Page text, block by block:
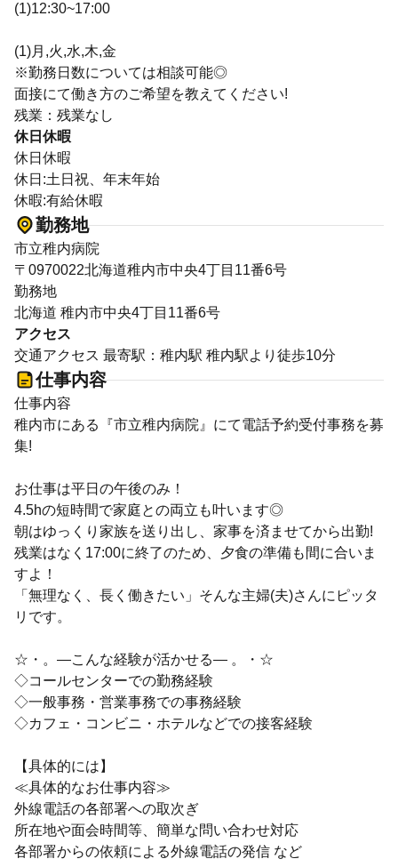
(1)12:30~17:00
(1)月,火,水,木,金
※勤務日数については相談可能◎
面接にて働き方のご希望を教えてください!
残業：残業なし
休日休暇
休日休暇
休日:土日祝、年末年始
休暇:有給休暇
勤務地
市立稚内病院
〒0970022北海道稚内市中央4丁目11番6号
勤務地
北海道 稚内市中央4丁目11番6号
アクセス
交通アクセス 最寄駅：稚内駅 稚内駅より徒歩10分
仕事内容
仕事内容
稚内市にある『市立稚内病院』にて電話予約受付事務を募
集!
お仕事は平日の午後のみ！
4.5hの短時間で家庭との両立も叶います◎
朝はゆっくり家族を送り出し、家事を済ませてから出勤!
残業はなく17:00に終了のため、夕食の準備も間に合いま
すよ！
「無理なく、長く働きたい」そんな主婦(夫)さんにピッタ
リです。
☆・。—こんな経験が活かせる— 。・☆
◇コールセンターでの勤務経験
◇一般事務・営業事務での事務経験
◇カフェ・コンビニ・ホテルなどでの接客経験
【具体的には】
≪具体的なお仕事内容≫
外線電話の各部署への取次ぎ
所在地や面会時間等、簡単な問い合わせ対応
各部署からの依頼による外線電話の発信 など